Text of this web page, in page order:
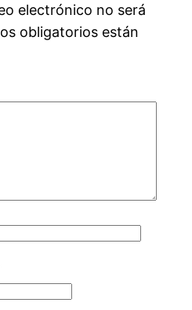
electrónico no será
obligatorios están